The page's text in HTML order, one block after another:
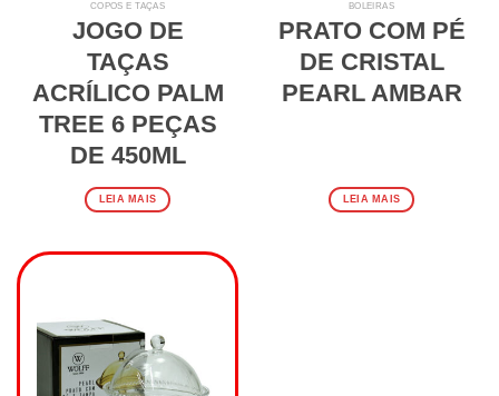
COPOS E TAÇAS
JOGO DE
TAÇAS
ACRÍLICO PALM
TREE 6 PEÇAS
DE 450ML
LEIA MAIS
BOLEIRAS
PRATO COM PÉ
DE CRISTAL
PEARL AMBAR
LEIA MAIS